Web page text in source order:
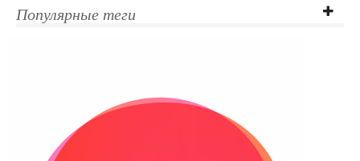
Датированные ежедневники
Планинги недатированные
Телефонные книжки
Популярные теги